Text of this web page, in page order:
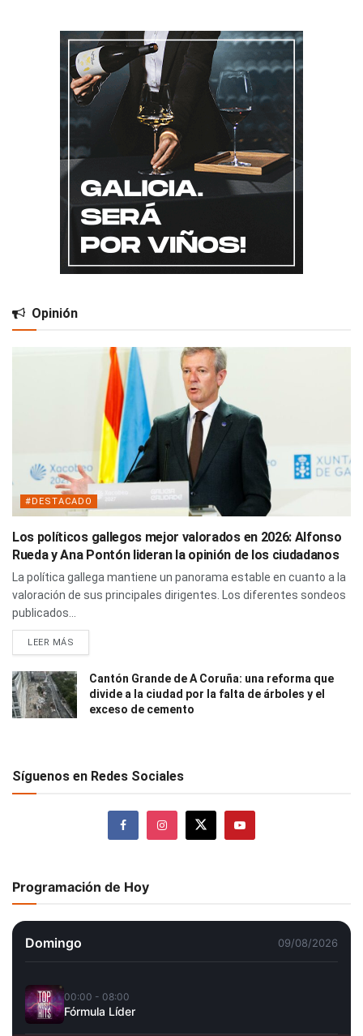
Opinión
#DESTACADO
Los políticos gallegos mejor valorados en 2026: Alfonso
Rueda y Ana Pontón lideran la opinión de los ciudadanos
La política gallega mantiene un panorama estable en cuanto a la
valoración de sus principales dirigentes. Los diferentes sondeos
publicados...
LEER MÁS
Cantón Grande de A Coruña: una reforma que
divide a la ciudad por la falta de árboles y el
exceso de cemento
Síguenos en Redes Sociales
Programación de Hoy
Domingo 09/08/2026
00:00 - 08:00
Fórmula Líder